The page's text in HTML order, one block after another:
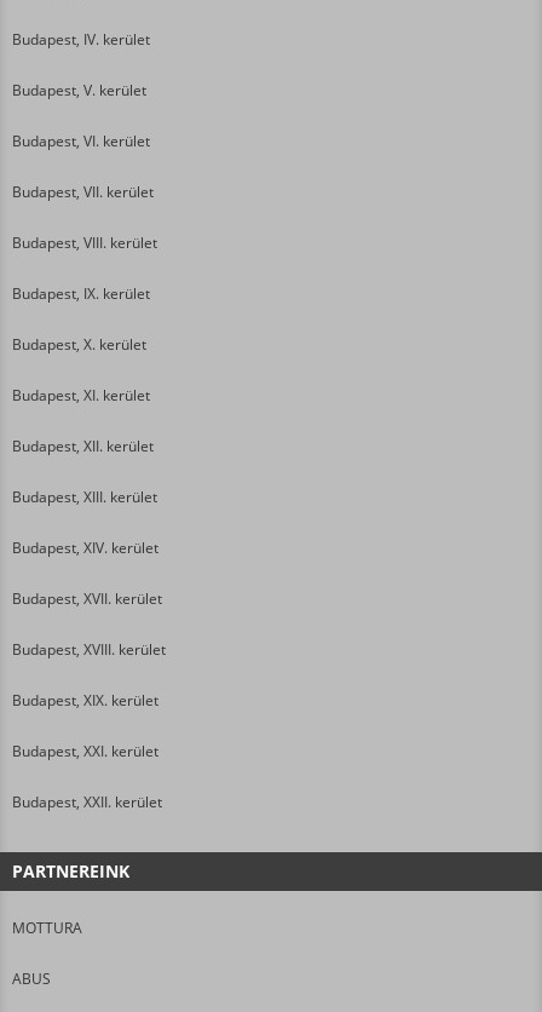
Budapest, IV. kerület
Budapest, V. kerület
Budapest, VI. kerület
Budapest, VII. kerület
Budapest, VIII. kerület
Budapest, IX. kerület
Budapest, X. kerület
Budapest, XI. kerület
Budapest, XII. kerület
Budapest, XIII. kerület
Budapest, XIV. kerület
Budapest, XVII. kerület
Budapest, XVIII. kerület
Budapest, XIX. kerület
Budapest, XXI. kerület
Budapest, XXII. kerület
PARTNEREINK
MOTTURA
ABUS